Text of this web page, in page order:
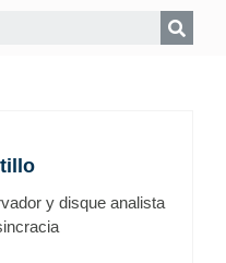
y disque analista